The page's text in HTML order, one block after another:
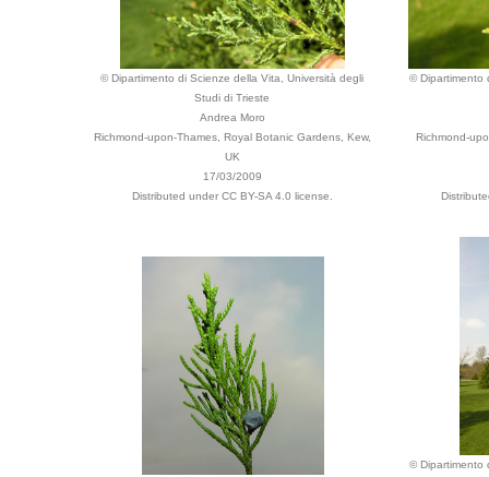
© Dipartimento di Scienze della Vita, Università degli
Studi di Trieste
Andrea Moro
Richmond-upon-Thames, Royal Botanic Gardens, Kew,
UK
17/03/2009
Distributed under CC BY-SA 4.0 license.
© Dipartimento
Richmond-
© Dipartimento